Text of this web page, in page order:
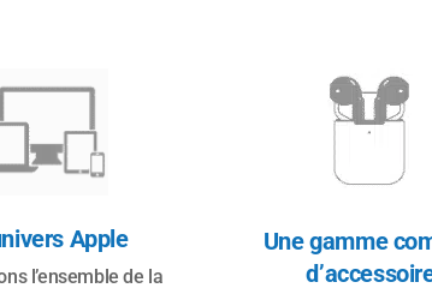
Apple
l’ensemble de la
Une gamme